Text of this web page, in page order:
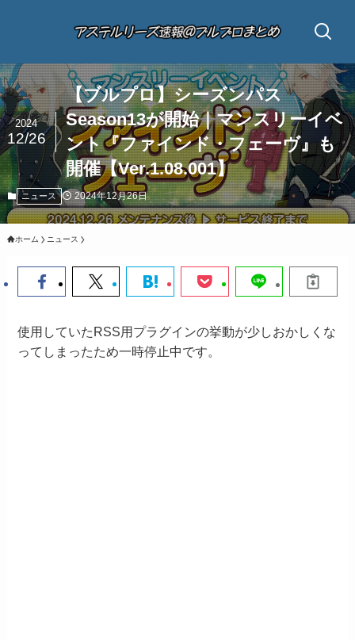
【ブルプロ】シーズンパス
Season13が開始｜マンスリーイベ
ント『ファインド・フェーヴ』も
開催【Ver.1.08.001】
2024
12/26
ニュース 2024年12月26日
ホーム ニュース
使用していたRSS用プラグインの挙動が少しおかしくな
ってしまったため一時停止中です。